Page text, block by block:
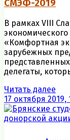
СМЭФ-2019
В рамках VIII
«Комфортная
зарубежных
делегаты,
Читать далее
17 октября 2019,